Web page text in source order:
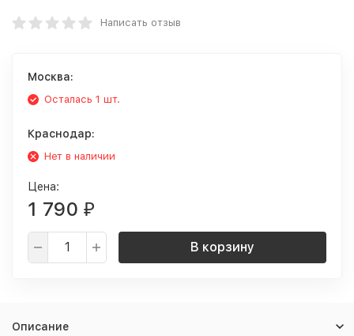
Написать отзыв
Москва:
Осталась 1 шт.
Краснодар:
Нет в наличии
Цена:
1 790 ₽
В корзину
Описание